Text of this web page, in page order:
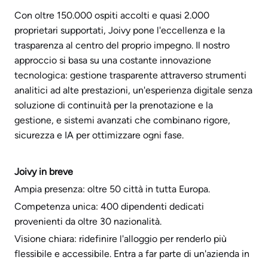
Con oltre 150.000 ospiti accolti e quasi 2.000
proprietari supportati, Joivy pone l'eccellenza e la
trasparenza al centro del proprio impegno. Il nostro
approccio si basa su una costante innovazione
tecnologica: gestione trasparente attraverso strumenti
analitici ad alte prestazioni, un'esperienza digitale senza
soluzione di continuità per la prenotazione e la
gestione, e sistemi avanzati che combinano rigore,
sicurezza e IA per ottimizzare ogni fase.
Joivy in breve
Ampia presenza: oltre 50 città in tutta Europa.
Competenza unica: 400 dipendenti dedicati
provenienti da oltre 30 nazionalità.
Visione chiara: ridefinire l'alloggio per renderlo più
flessibile e accessibile. Entra a far parte di un'azienda in